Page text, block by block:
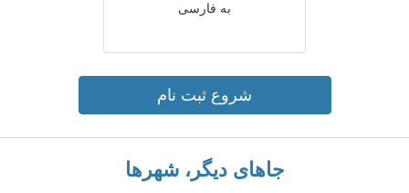
به فارسی
شروع ثبت نام
جاهای دیگر، شهرها